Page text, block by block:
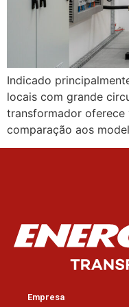
Indicado
locais com grande
transformador oferece
comparação aos
Empresa